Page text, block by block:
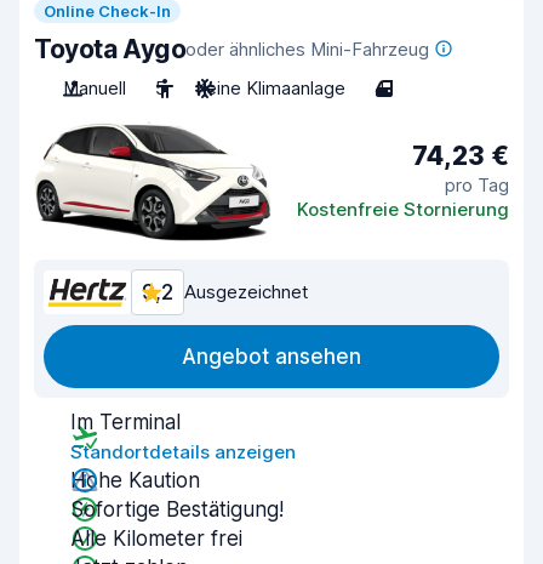
Online Check-In
Toyota Aygooder ähnliches Mini-Fahrzeug
Manuell
5 Keine Klimaanlage 4
74,23 €
pro Tag
Kostenfreie Stornierung
9,2 Ausgezeichnet
Angebot ansehen
Im Terminal
Standortdetails anzeigen
Hohe Kaution
Sofortige Bestätigung!
Alle Kilometer frei